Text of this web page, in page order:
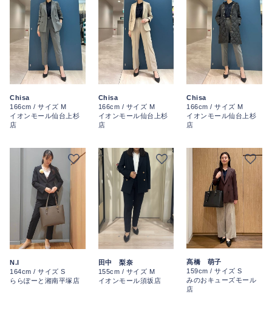
Chisa
166cm / サイズ M
イオンモール仙台上杉
店
Chisa
166cm / サイズ M
イオンモール仙台上杉
店
Chisa
166cm / サイズ M
イオンモール仙台上杉
店
N.I
164cm / サイズ S
ららぽーと湘南平塚店
田中 梨奈
155cm / サイズ M
イオンモール須坂店
髙橋 萌子
159cm / サイズ S
みのおキューズモール
店